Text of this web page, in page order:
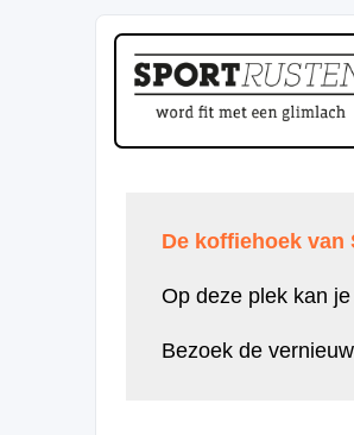
De koffiehoek
Op deze plek kan
Bezoek de